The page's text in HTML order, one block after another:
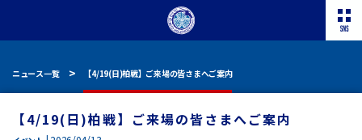
ニュース一覧 【4/19(日)柏戦】ご来場の皆さまへご案内
【4/19(日)柏戦】ご来場の皆さまへご案内